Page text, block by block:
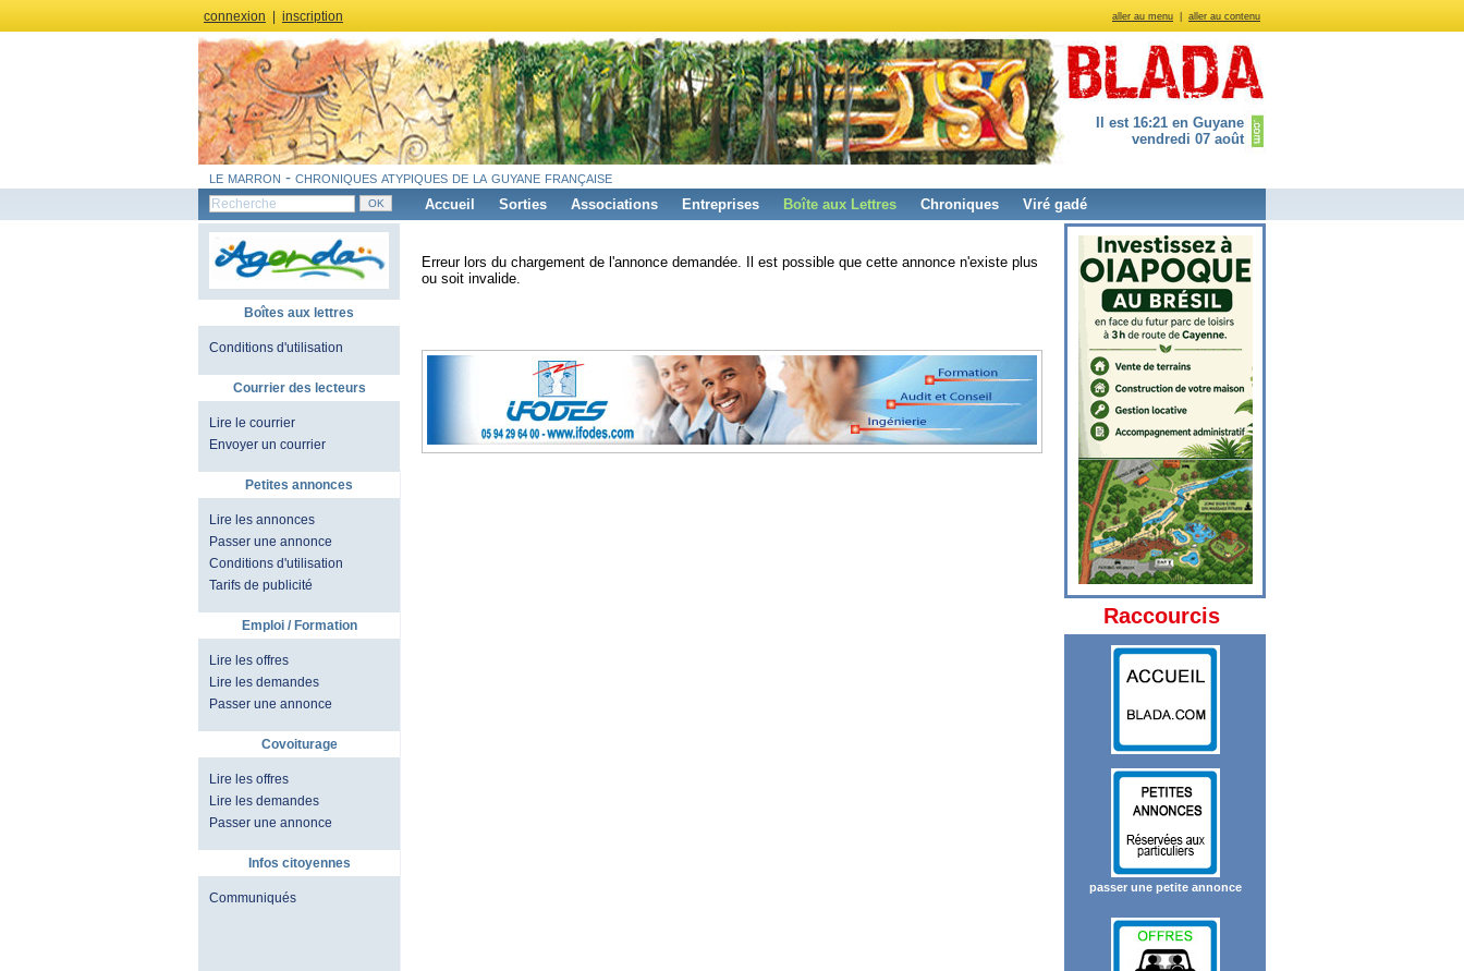
aller au menu aller au contenu
connexion inscription
Il est 16:21 en Guyane
vendredi 07 août
le marron - chroniques atypiques de la guyane française
Accueil Sorties Associations Entreprises Boîte aux Lettres Chroniques Viré gadé
Boîtes aux lettres
Conditions d'utilisation
Courrier des lecteurs
Lire le courrier
Envoyer un courrier
Petites annonces
Lire les annonces
Passer une annonce
Conditions d'utilisation
Tarifs de publicité
Emploi / Formation
Lire les offres
Lire les demandes
Passer une annonce
Covoiturage
Lire les offres
Lire les demandes
Passer une annonce
Infos citoyennes
Communiqués
Erreur lors du chargement de l'annonce demandée. Il est possible que cette annonce n'existe plus
ou soit invalide.
Raccourcis
passer une petite annonce